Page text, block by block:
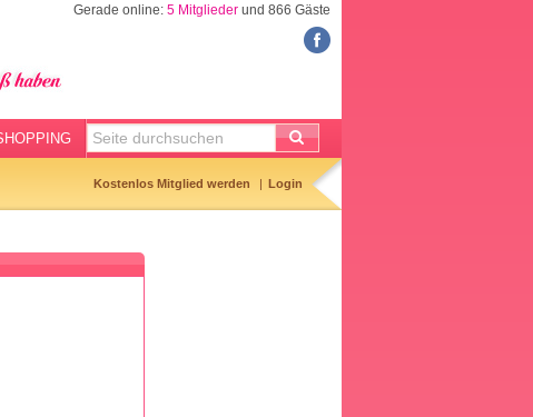
Gerade online: 5 Mitglieder und 866 Gäste
Kostenlos Mitglied werden Login